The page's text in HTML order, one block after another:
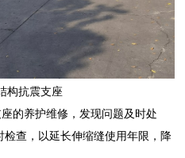
构抗震支座
的养护维修，发现问题及时处
查，以延长伸缩缝使用年限，降